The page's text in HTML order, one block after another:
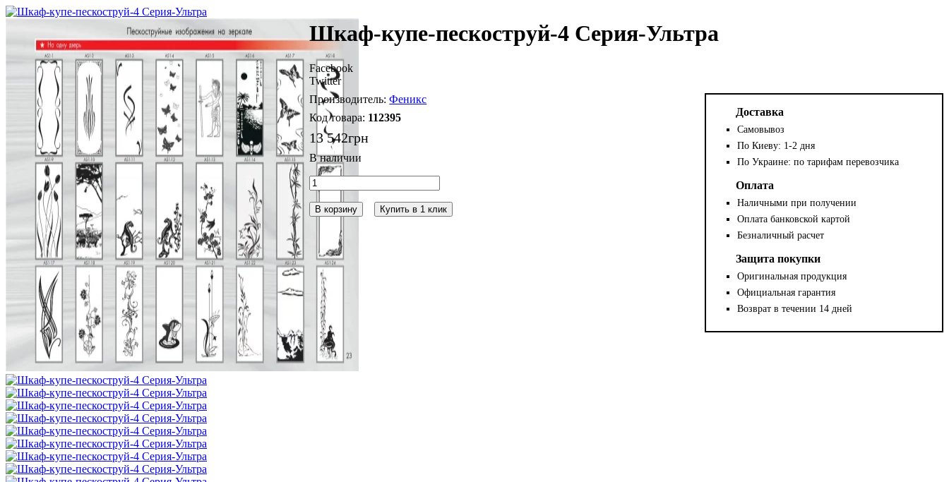
Шкаф-купе-пескоструй-4 Серия-Ультра
Facebook
Twitter
Феникс
112395
13 542грн
В корзину Купить в 1 клик
Доставка
Самовывоз
По Киеву: 1-2 дня
По Украине: по тарифам перевозчика
Оплата
Наличными при получении
Оплата банковской картой
Безналичный расчет
Защита покупки
Оригинальная продукция
Официальная гарантия
Возврат в течении 14 дней